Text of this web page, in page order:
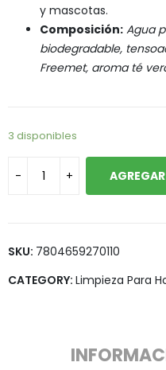
y mascotas.
Composición: Agua
biodegradable,
Freemet, aroma té
3 disponibles
SKU: 7804659270110
CATEGORY: Limpieza Para